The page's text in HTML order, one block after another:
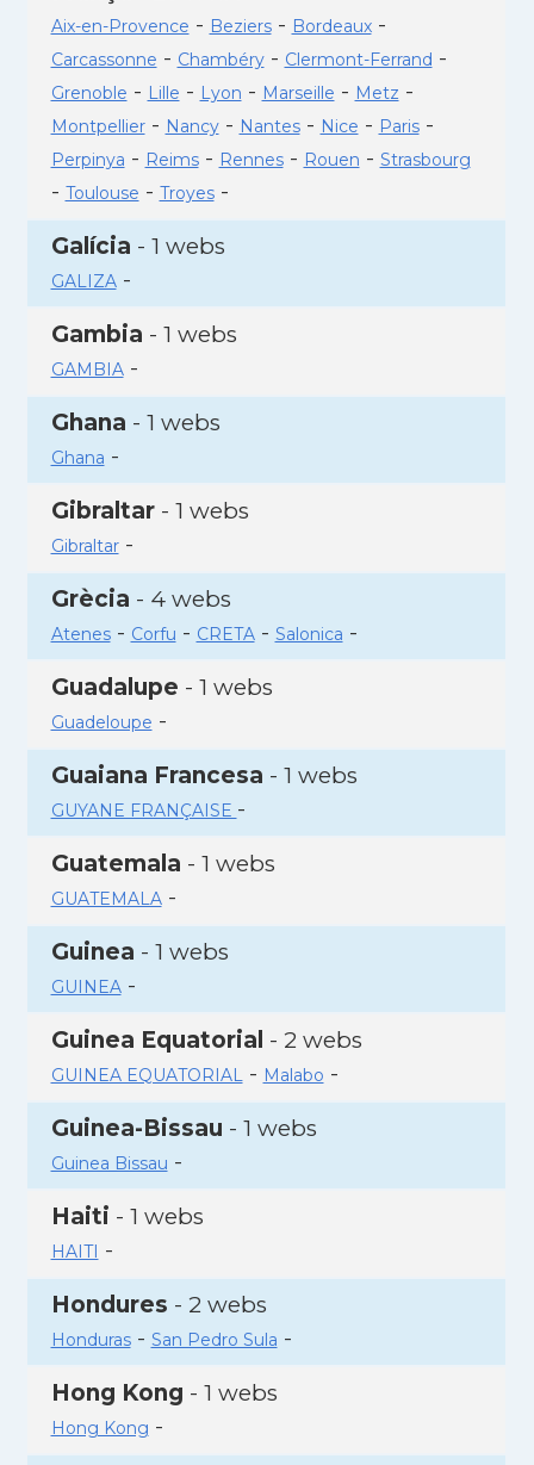
Aix-en-Provence - Beziers- Bordeaux-
Carcassonne - Chambéry- Clermont-Ferrand -
Grenoble - Lille - Lyon - Marseille - Metz -
Montpellier- Nancy- Nantes- Nice - Paris-
Perpinya - Reims- Rennes- Rouen - Strasbourg
- Toulouse - Troyes-
Galícia - 1 webs
GALIZA-
Gambia - 1 webs
GAMBIA-
Ghana - 1 webs
Ghana -
Gibraltar- 1 webs
Gibraltar-
Grècia - 4 webs
Atenes- Corfu - CRETA- Salonica -
Guadalupe - 1 webs
Guadeloupe -
Guaiana Francesa - 1 webs
GUYANE FRANÇAISE -
Guatemala - 1 webs
GUATEMALA-
Guinea - 1 webs
GUINEA-
Guinea Equatorial - 2 webs
GUINEA EQUATORIAL- Malabo -
Guinea-Bissau - 1 webs
Guinea Bissau -
Haiti - 1 webs
HAITI -
Hondures - 2 webs
Honduras- San Pedro Sula -
Hong Kong - 1 webs
Hong Kong -